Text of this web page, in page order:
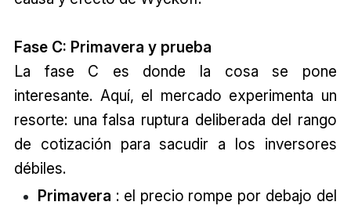
Fase C: Primavera y prueba
La fase C es donde la cosa se pone
interesante. Aquí, el mercado experimenta un
resorte: una falsa ruptura deliberada del rango
de cotización para sacudir a los inversores
débiles.
Primavera : el precio rompe por debajo del